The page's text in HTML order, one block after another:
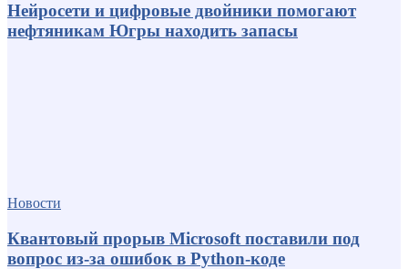
Нейросети и цифровые двойники помогают
нефтяникам Югры находить запасы
Новости
Квантовый прорыв Microsoft поставили под
вопрос из-за ошибок в Python-коде